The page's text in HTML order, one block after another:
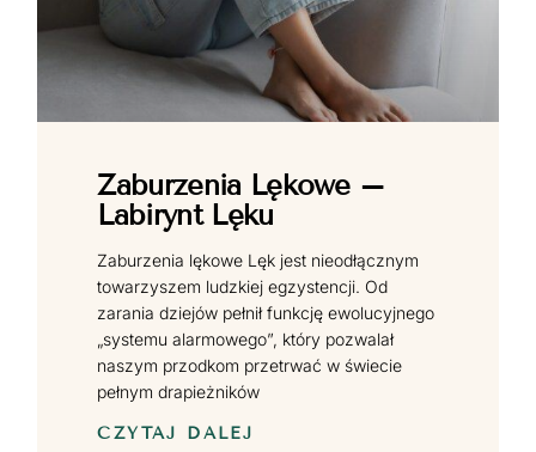
Zaburzenia Lękowe –
Labirynt Lęku
Zaburzenia lękowe Lęk jest nieodłącznym
towarzyszem ludzkiej egzystencji. Od
zarania dziejów pełnił funkcję ewolucyjnego
„systemu alarmowego”, który pozwalał
naszym przodkom przetrwać w świecie
pełnym drapieżników
CZYTAJ DALEJ